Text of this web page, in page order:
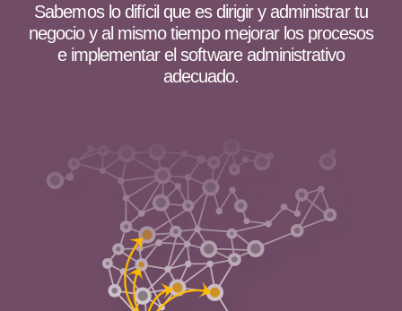
Sabemos lo difícil que es dirigir y administrar tu
negocio y al mismo tiempo mejorar los procesos
e implementar el software administrativo
adecuado.